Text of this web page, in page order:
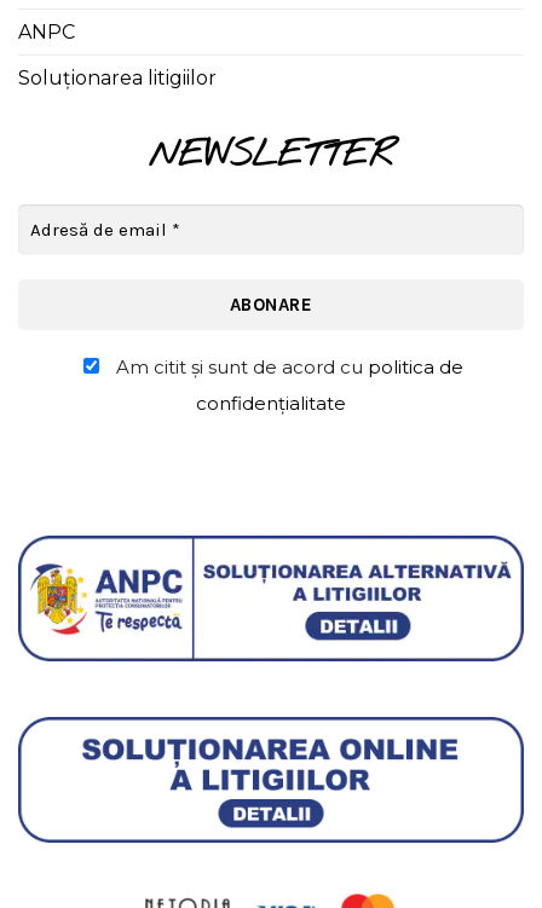
ANPC
Soluționarea litigiilor
NEWSLETTER
Am citit şi sunt de acord cu politica de
confidențialitate